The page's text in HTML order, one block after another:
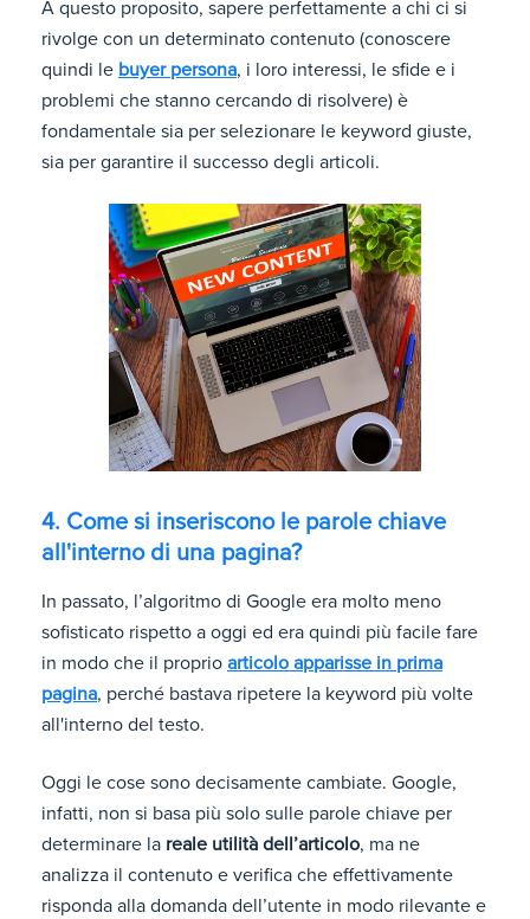
A questo proposito, sapere perfettamente a chi ci si
rivolge con un determinato contenuto (conoscere
quindi le buyer persona, i loro interessi, le sfide e i
problemi che stanno cercando di risolvere) è
fondamentale sia per selezionare le keyword giuste,
sia per garantire il successo degli articoli.
4. Come si inseriscono le parole chiave
all'interno di una pagina?
In passato, l’algoritmo di Google era molto meno
sofisticato rispetto a oggi ed era quindi più facile fare
in modo che il proprio articolo apparisse in prima
pagina, perché bastava ripetere la keyword più volte
all'interno del testo.
Oggi le cose sono decisamente cambiate. Google,
infatti, non si basa più solo sulle parole chiave per
determinare la reale utilità dell’articolo, ma ne
analizza il contenuto e verifica che effettivamente
risponda alla domanda dell’utente in modo rilevante e